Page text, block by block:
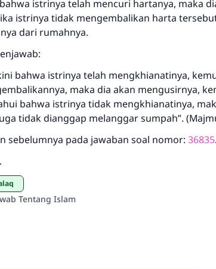
istrinya telah mencuri hartanya, maka
istrinya tidak mengembalikan harta
dari rumahnya.
bahwa istrinya telah mengkhianatinya,
maka dia akan mengusirnya,
bahwa istrinya tidak mengkhianatinya,
tidak dianggap melanggar sumpah”.
sebelumnya pada jawaban soal nomor: 36835.
Tentang Islam